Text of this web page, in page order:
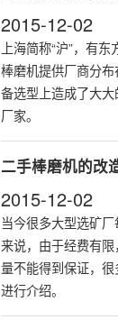
2015-12-02
上海简称“沪”，有
棒磨机提供厂商分
备选型上造成了大
厂家​。
二手棒磨机的改
2015-12-02
当今很多大型选矿
来说，由于经费有
量不能得到保证，
进行介绍。